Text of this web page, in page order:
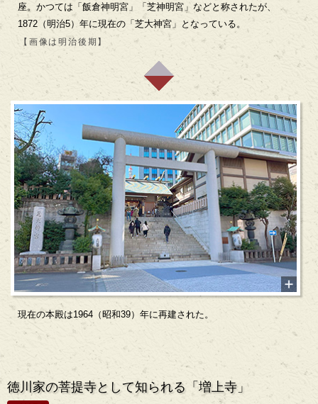
座。かつては「飯倉神明宮」「芝神明宮」などと称されたが、
1872（明治5）年に現在の「芝大神宮」となっている。
【画像は明治後期】
現在の本殿は1964（昭和39）年に再建された。
徳川家の菩提寺として知られる「増上寺」